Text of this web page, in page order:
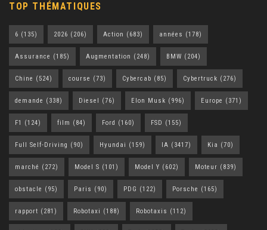
TOP THÉMATIQUES
6 (135) 2026 (206) Action (683) années (178)
Assurance (185) Augmentation (248) BMW (204)
Chine (524) course (73) Cybercab (85) Cybertruck (276)
demande (338) Diesel (76) Elon Musk (996) Europe (371)
F1 (124) film (84) Ford (160) FSD (155)
Full Self-Driving (90) Hyundai (159) IA (3417) Kia (70)
marché (272) Model S (101) Model Y (602) Moteur (839)
obstacle (95) Paris (90) PDG (122) Porsche (165)
rapport (281) Robotaxi (188) Robotaxis (112)